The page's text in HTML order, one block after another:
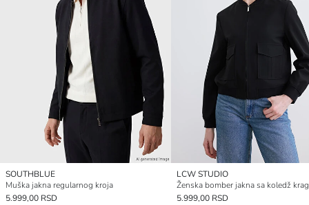
SOUTHBLUE
Muška jakna regularnog kroja
5.999,00 RSD
LCW STUDIO
Ženska bomber jakna sa koledž
5.999,00 RSD